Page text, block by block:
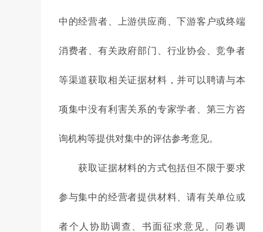
中的经营者、上游供应商、下游客户或终端
消费者、有关政府部门、行业协会、竞争者
等渠道获取相关证据材料，并可以聘请与本
项集中没有利害关系的专家学者、第三方咨
询机构等提供对集中的评估参考意见。
获取证据材料的方式包括但不限于要求
参与集中的经营者提供材料、请有关单位或
者个人协助调查、书面征求意见、问卷调